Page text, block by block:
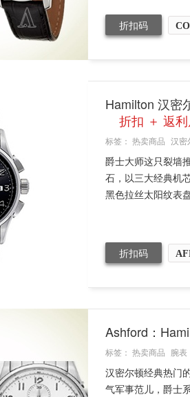
折扣码
Hamilton 汉密
折扣 ＋ 返
标签： 热卖商品 汉密
爵士大师这只裂墙
石，以三大经典机
黑色拉丝太阳纹表
折扣码
Ashford：
标签： 热卖商品 腕表
汉密尔顿经典热门
气军事范儿，爵士